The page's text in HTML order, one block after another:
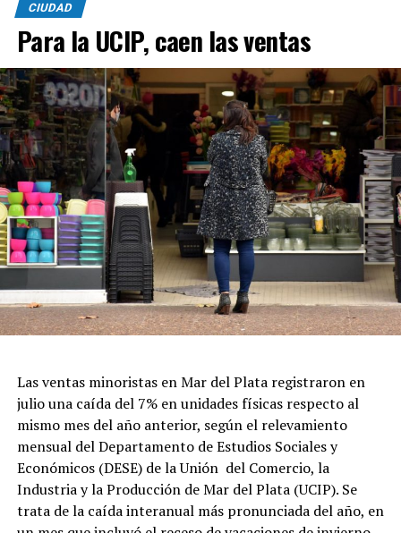
CIUDAD
Para la UCIP, caen las ventas
Las ventas minoristas en Mar del Plata registraron en
julio una caída del 7% en unidades físicas respecto al
mismo mes del año anterior, según el relevamiento
mensual del Departamento de Estudios Sociales y
Económicos (DESE) de la Unión del Comercio, la
Industria y la Producción de Mar del Plata (UCIP). Se
trata de la caída interanual más pronunciada del año, en